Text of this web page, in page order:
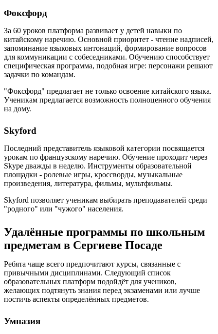
Фоксфорд
За 60 уроков платформа развивает у детей навыки по
китайскому наречию. Основной приоритет - чтение надписей,
запоминание языковых интонаций, формирование вопросов
для коммуникации с собеседниками. Обучению способствует
специфическая программа, подобная игре: персонажи решают
задачки по командам.
"Фоксфорд" предлагает не только освоение китайского языка.
Ученикам предлагается возможность полноценного обучения
на дому.
Skyford
Последний представитель языковой категории посвящается
урокам по французскому наречию. Обучение проходит через
Skype дважды в неделю. Инструменты образовательной
площадки - ролевые игры, кроссворды, музыкальные
произведения, литература, фильмы, мультфильмы.
Skyford позволяет ученикам выбирать преподавателей среди
"родного" или "чужого" населения.
Удалённые программы по школьным
предметам в Сергиеве Посаде
Ребята чаще всего предпочитают курсы, связанные с
привычными дисциплинами. Следующий список
образовательных платформ подойдёт для учеников,
желающих подтянуть знания перед экзаменами или лучше
постичь аспекты определённых предметов.
Умназия